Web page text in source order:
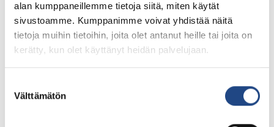
alan kumppaneillemme tietoja siitä, miten käytät
sivustoamme. Kumppanimme voivat yhdistää näitä
tietoja muihin tietoihin, joita olet antanut heille tai joita on
kerätty, kun olet käyttänyt heidän palvelujaan.
valinta
Välttämätön
Ilmoittautuminen
Ilmoittautuminen perjantaina 30.7.21 klo 18 mennessä
toimisto@lakesidegolf.fi